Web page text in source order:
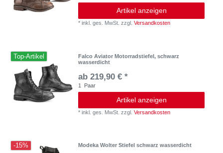
Artikel anzeigen
*inkl. ges. MwSt. zzgl.Versandkosten
Top-Artikel
Falco Aviator Motorradstiefel, schwarz
wasserdicht
ab 219,90 € *
1 Paar
Artikel anzeigen
*inkl. ges. MwSt. zzgl.Versandkosten
-15% Modeka Wolter Stiefel schwarz wasserdicht